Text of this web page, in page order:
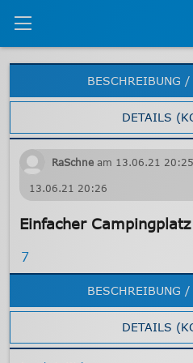
BESCHREIBUNG /
DETAILS
RaSchne am 13.06.21 20:25
13.06.21 20:26
Einfacher
7
BESCHREIBUNG /
DETAILS